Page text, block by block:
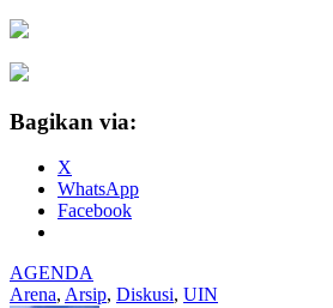
Bagikan via:
X
WhatsApp
Facebook
AGENDA
Arena, Arsip, Diskusi, UIN